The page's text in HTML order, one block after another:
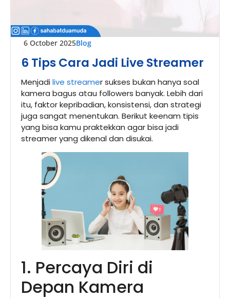
6 October 2025Blog
6 Tips Cara Jadi Live Streamer
Menjadilive streamer sukses bukan hanya soal
kamera bagus atau followers banyak. Lebih dari
itu, faktor kepribadian, konsistensi, dan strategi
juga sangat menentukan. Berikut keenam tipis
yang bisa kamu praktekkan agar bisa jadi
streamer yang dikenal dan disukai.
1. Percaya Diri di
Depan Kamera